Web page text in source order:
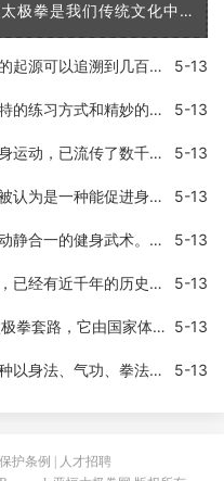
太极拳是我们传统文化中的代表之一，是中国优秀的传统武术之一。太极拳以「浑然一体，动静相成」的理念，将人体全部的活动方式统一在一起，既可以练习身体，又可以练习意志和
太极拳是中国传统武术中的一种，它的起源可以追溯到几百年前。太极拳在中国人的日常生活中非常普遍，许多人通过太极拳的修炼来保持身体健康、平衡情绪、提升内在能量等等。太 5-13
太极拳作为我国传统武术之一，其独特的练习方式和精妙的招式，备受广大武术爱好者所喜爱。太极拳拥有独特的表演形态和技巧，下面来仔细介绍太极拳中的招式。开合开合是太极拳 5-13
太极拳起源于中国，是一项古老的健身运动，已流传了数千年，并在现代越来越受到人们的喜爱。与其他运动相比，练太极拳更注重身体的内部调节和能量的平衡，由此带来了许多健康 5-13
太极拳是中国传统的武术形式之一，被认为是一种能促进身体健康、平衡心态和提高运动水平的毫无副作用的运动方式。太极拳通过呼吸、保持身体平衡和缓慢而准确的动作，帮助人们 5-13
太极拳是一门古老而且集内外兼修、动静合一的健身武术。它起源于中国的武术文化，并且在数千年的时间里被不断发扬光大。太极拳朴素而又娴熟的动作，让每个参与者都能够感受到 5-13
太极拳作为中国传统武术的代表之一，已经有近千年的历史。其中四大基本功是太极拳中最为基础、也最为重要的部分。对于每一位太极拳爱好者来说，理解和掌握四大基本功应该是最 5-13
24式太极拳是一种非常流行的小型太极拳套路，它由国家体育总局制定，并于1956年正式发布。太极拳以其温和、柔和的动作和呼吸技巧而闻名，同时也是一种有氧运动，可以锻炼身体、 5-13
太极拳是一种中国传统的拳术，是一种以身法、气功、拳法为基础的武术，太极拳功能作用非常多，可以帮助人们改善身体和心理健康，同时还可以提高人的内功和自我保护能力。太极 5-13
护条例 | 人才招聘